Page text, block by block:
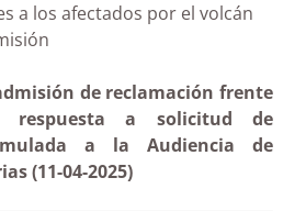
a los afectados por el volcán
de reclamación frente
a solicitud de
a la Audiencia de
(11-04-2025)